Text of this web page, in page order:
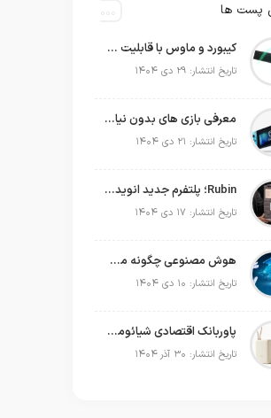
پست ها
کیبورد و ماوس با قابلیت شارژ با نور محیط
تاریخ انتشار: ۲۹ دی ۱۴۰۴
معرفی بازی های بدون نیاز به اینترنت
تاریخ انتشار: ۲۱ دی ۱۴۰۴
Rubin؛ پلتفرم جدید انویدیا برای سلطه بر نسل بعدی هوش مصنوعی
تاریخ انتشار: ۱۷ دی ۱۴۰۴
هوش مصنوعی چگونه می‌تواند به‌صورت عملی در برنامه‌ریزی سال جدید به ما کمک کند؟
تاریخ انتشار: ۱۰ دی ۱۴۰۴
پاوربانک اقتصادی شیائومی که حتی لپ‌تاپ شما را هم شارژ می‌کند!
تاریخ انتشار: ۳۰ آذر ۱۴۰۴